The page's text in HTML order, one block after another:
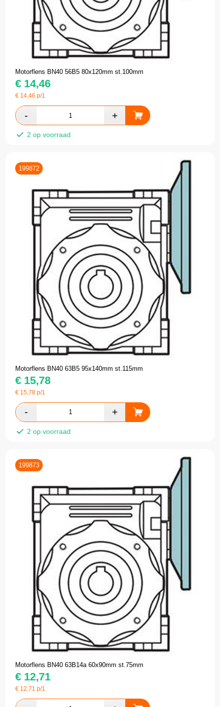
Motorflens BN40 56B5 80x120mm st.100mm
€ 14,46
€ 14,46 p/1
2 op voorraad
199872
Motorflens BN40 63B5 95x140mm st.115mm
€ 15,78
€ 15,78 p/1
2 op voorraad
199873
Motorflens BN40 63B14a 60x90mm st.75mm
€ 12,71
€ 12,71 p/1